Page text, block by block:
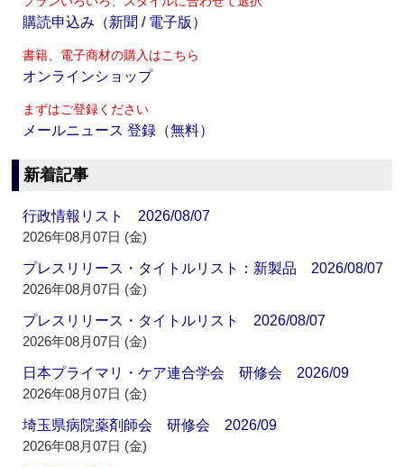
購読申込み（新聞 / 電子版）
書籍、電子商材の購入はこちら
オンラインショップ
まずはご登録ください
メールニュース 登録（無料）
新着記事
行政情報リスト 2026/08/07
2026年08月07日 (金)
プレスリリース・タイトルリスト：新製品 2026/08/07
2026年08月07日 (金)
プレスリリース・タイトルリスト 2026/08/07
2026年08月07日 (金)
日本プライマリ・ケア連合学会 研修会 2026/09
2026年08月07日 (金)
埼玉県病院薬剤師会 研修会 2026/09
2026年08月07日 (金)